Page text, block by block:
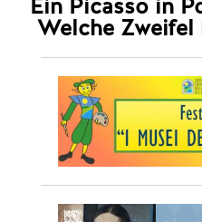
Ein Picasso in
Welche